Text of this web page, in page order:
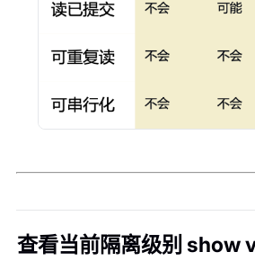
查看当前隔离级别 show